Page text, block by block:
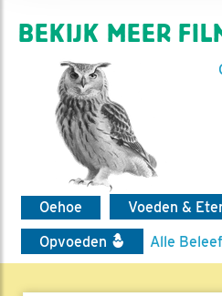
BEKIJK MEER
Oehoe
Voeden &
Opvoeden
Alle